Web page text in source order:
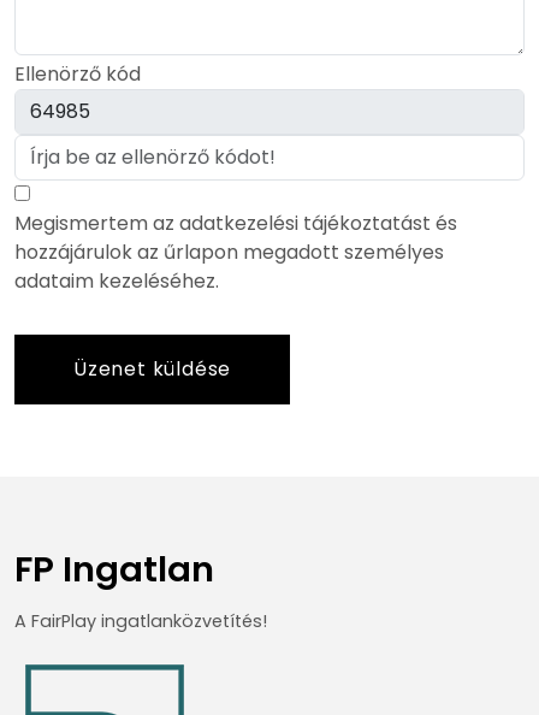
Ellenörző kód
Megismertem az adatkezelési tájékoztatást és
hozzájárulok az űrlapon megadott személyes
adataim kezeléséhez.
Üzenet küldése
FP Ingatlan
A FairPlay ingatlanközvetítés!